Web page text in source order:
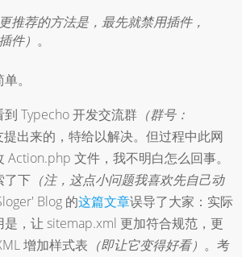
更推荐的方法是，最先就禁用插件，
件） 。
。
Typecho 开发交流群 （群号：
提出来的，特给以解决。但过程中此网
Action.php 文件，我不明白怎么回事。
了下 （注，这点小问题我喜欢先自己动
Blog 的这篇文章误导了大家：实际
是，让 sitemap.xml 更加符合规范，更
增加样式表 （即让它变得好看） 。考